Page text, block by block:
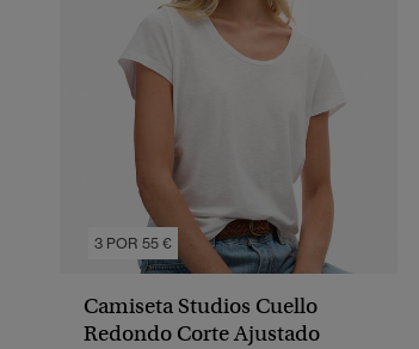
3 POR 55 €
Camiseta Studios Cuello
Redondo Corte Ajustado